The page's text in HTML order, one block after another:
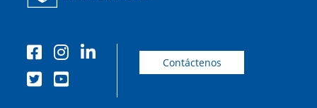
Contáctenos